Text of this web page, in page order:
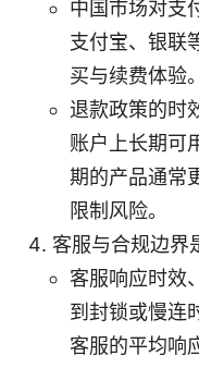
中国市场对支
支付宝、银联
买与续费体验。
退款政策的时
账户上长期可
期的产品通常
限制风险。
客服与合规边界
客服响应时效
到封锁或慢连
客服的平均响